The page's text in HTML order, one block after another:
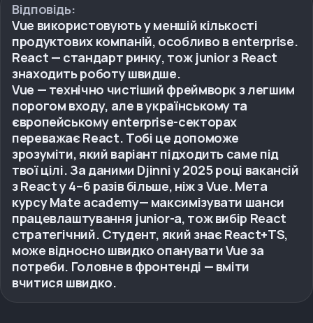
Відповідь:
Vue використовують у меншій кількості
продуктових компаній, особливо в enterprise.
React — стандарт ринку, тож junior з React
знаходить роботу швидше.
Vue — технічно чистіший фреймворк з легшим
порогом входу, але в українському та
європейському enterprise-секторах
переважає React. Тобі це допоможе
зрозуміти, який варіант підходить саме під
твої цілі. За даними Djinni у 2025 році вакансій
з React у 4–6 разів більше, ніж з Vue. Мета
курсу Mate academy— максимізувати шанси
працевлаштування junior-а, тож вибір React
стратегічний. Студент, який знає React+TS,
може відносно швидко опанувати Vue за
потреби. Головне в фронтенді — вміти
вчитися швидко.